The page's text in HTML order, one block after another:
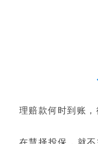
理赔款何时到账，